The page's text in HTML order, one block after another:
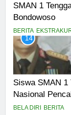
SMAN 1
Bondowoso
BERITA
14
Siswa SMAN 1
Nasional
BELA DIRI BERITA